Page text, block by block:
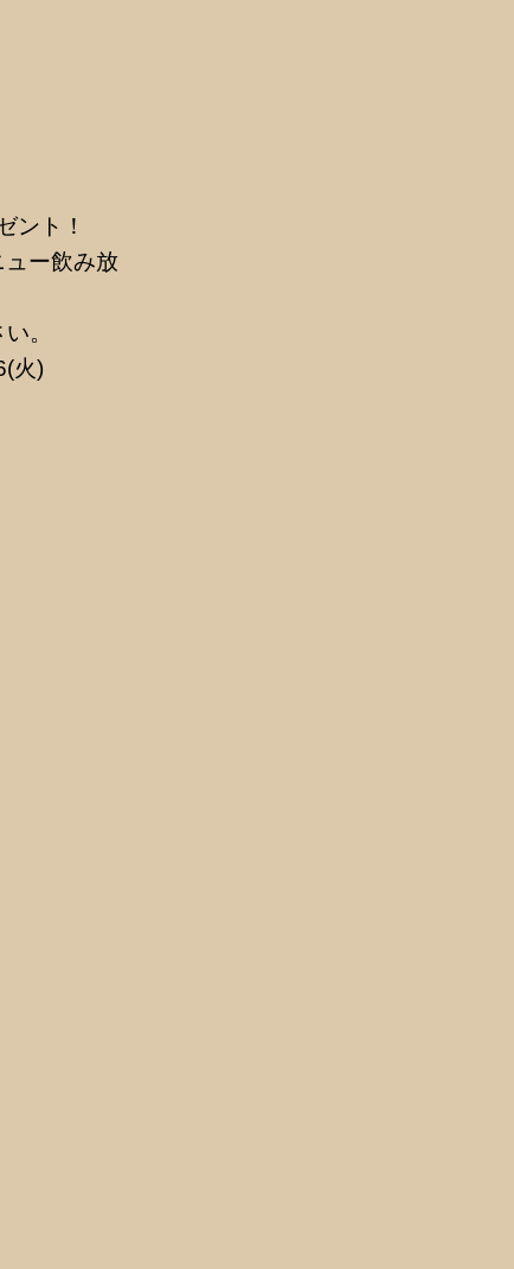
ント！
ー飲み放
。
火)